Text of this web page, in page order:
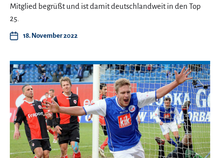
Mitglied begrüßt und ist damit deutschlandweit in den Top
25.
18. November 2022